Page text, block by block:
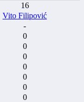
16
Vito Filipović
-
0
0
0
0
0
0
0